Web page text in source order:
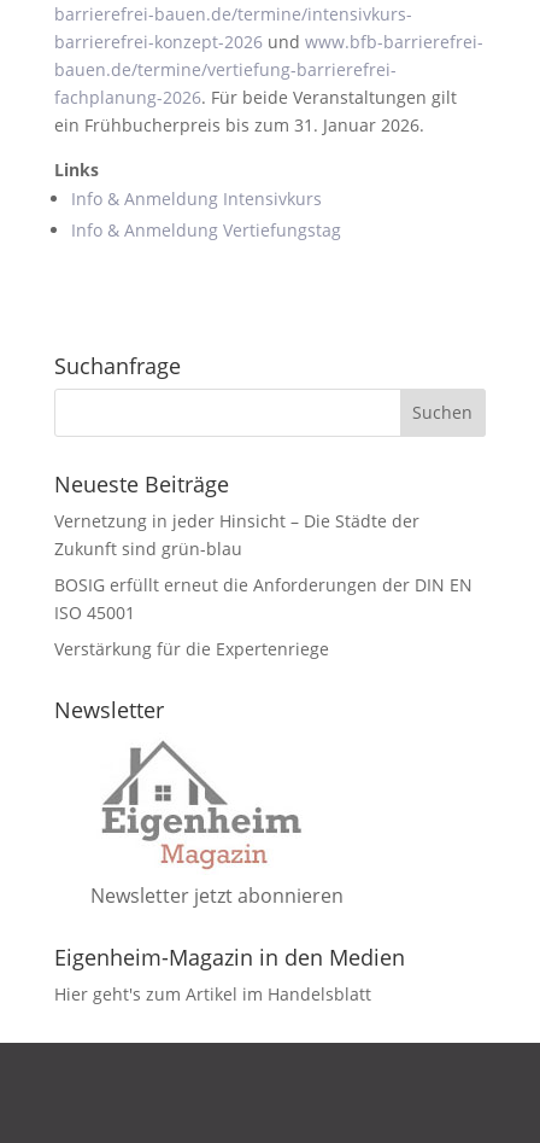
barrierefrei-bauen.de/termine/intensivkurs-
barrierefrei-konzept-2026und www.bfb-barrierefrei-
bauen.de/termine/vertiefung-barrierefrei-
fachplanung-2026. Für beide Veranstaltungen gilt
ein Frühbucherpreis bis zum 31. Januar 2026.
Links
Info & Anmeldung Intensivkurs
Info & Anmeldung Vertiefungstag
Suchanfrage
Neueste Beiträge
Vernetzung in jeder Hinsicht – Die Städte der
Zukunft sind grün-blau
BOSIG erfüllt erneut die Anforderungen der DIN EN
ISO 45001
Verstärkung für die Expertenriege
Newsletter
Newsletter jetzt abonnieren
Eigenheim-Magazin in den Medien
Hier geht's zum Artikel im Handelsblatt
DATENSCHUTZ